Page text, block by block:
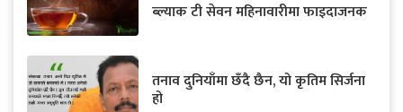
ब्ल्याक टी सेवन महिनावारीमा फाइदाजनक
तनाव दुनियाँमा छँदै छैन, यो कृतिम सिर्जना
हो